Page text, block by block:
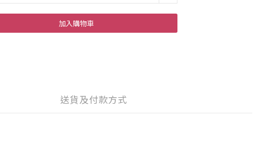
加入購物車
送貨及付款方式